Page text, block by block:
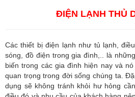
ĐIỆN LẠNH THỦ
Các thiết bị điện lạnh như tủ lạnh,
sóng, đồ điện trong gia đình,.. là
biến trong các gia đình hiện nay và
quan trọng trong đời sống chúng ta.
dụng sẽ không tránh khỏi hư hỏng